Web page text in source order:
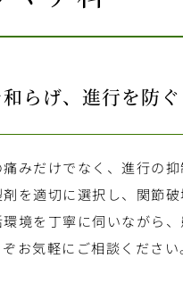
らげ、 進行を防
みだけでなく、進行の
を適切に選択し、関節
境を丁寧に伺いながら
お気軽にご相談くださ